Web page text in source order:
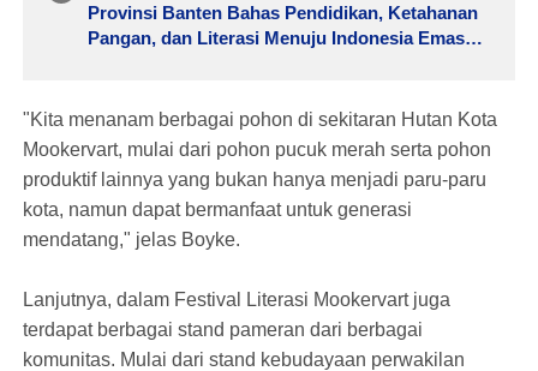
Provinsi Banten Bahas Pendidikan, Ketahanan
Pangan, dan Literasi Menuju Indonesia Emas
"Kita menanam berbagai pohon di sekitaran Hutan Kota
Mookervart, mulai dari pohon pucuk merah serta pohon
produktif lainnya yang bukan hanya menjadi paru-paru
kota, namun dapat bermanfaat untuk generasi
mendatang," jelas Boyke.
Lanjutnya, dalam Festival Literasi Mookervart juga
terdapat berbagai stand pameran dari berbagai
komunitas. Mulai dari stand kebudayaan perwakilan